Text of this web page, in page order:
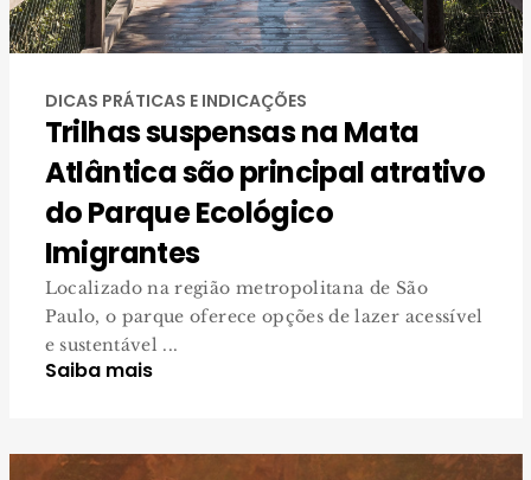
DICAS PRÁTICAS E INDICAÇÕES
Trilhas suspensas na Mata
Atlântica são principal atrativo
do Parque Ecológico
Imigrantes
Localizado na região metropolitana de São
Paulo, o parque oferece opções de lazer acessível
e sustentável ...
Saiba mais